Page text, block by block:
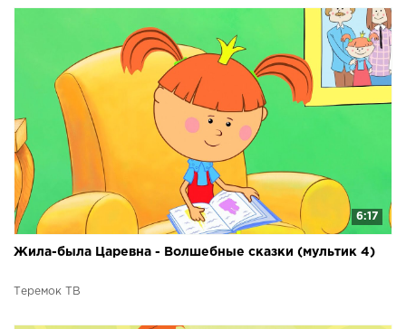
6:17
Жила-была Царевна - Волшебные сказки (мультик 4)
Теремок ТВ